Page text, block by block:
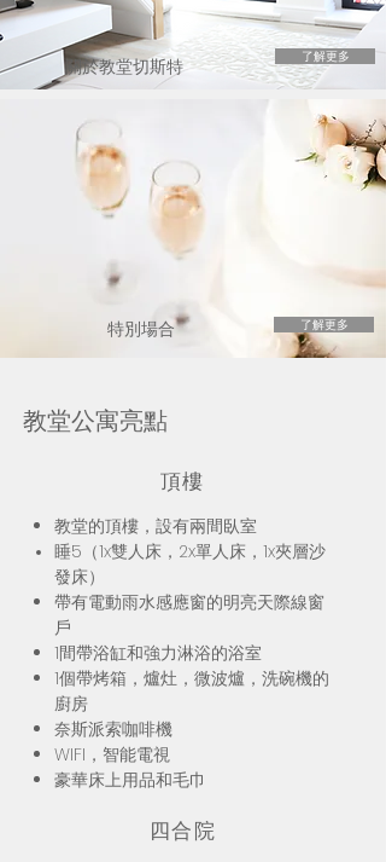
了解更多
關於教堂切斯特
了解更多
特別場合
教堂公寓亮點
頂樓
教堂的頂樓，設有兩間臥室
睡5（1x雙人床，2x單人床，1x夾層沙
發床）
帶有電動雨水感應窗的明亮天際線窗
戶
1間帶浴缸和強力淋浴的浴室
1個帶烤箱，爐灶，微波爐，洗碗機的
廚房
奈斯派索咖啡機
WIFI，智能電視
豪華床上用品和毛巾
四合院